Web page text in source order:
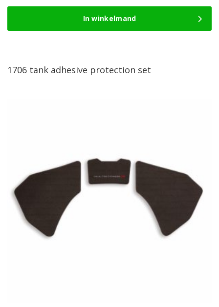
In winkelmand
1706 tank adhesive protection set